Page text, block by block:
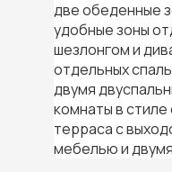
две обеденные
удобные зоны
шезлонгом и
отдельных
двумя
комнаты в стиле
терраса с
мебелью и двумя